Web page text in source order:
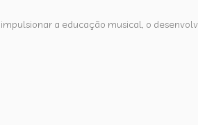
a educação musical, o